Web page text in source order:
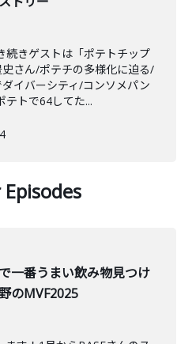
続きゲストは「ポテトチップ
さん/ポテチの多様化に迫る/
イバーシティ/コンソメパン
テトで64してた...
一番うまい飲み物見つけ
のMVF2025